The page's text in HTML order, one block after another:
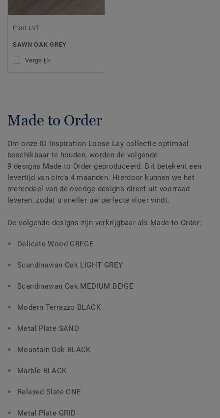
Plint LVT
SAWN OAK GREY
Vergelijk
Made to Order
Om onze iD Inspiration Loose Lay collectie optimaal
beschikbaar te houden, worden de volgende
9 designs Made to Order geproduceerd. Dit betekent een
levertijd van circa 4 maanden. Hierdoor kunnen we het
merendeel van de overige designs direct uit voorraad
leveren, zodat u sneller uw perfecte vloer vindt.
De volgende designs zijn verkrijgbaar als Made to Order:
Delicate Wood GREGE
Scandinavian Oak LIGHT GREY
Scandinavian Oak MEDIUM BEIGE
Modern Terrazzo BLACK
Metal Plate SAND
Mountain Oak BLACK
Marble BLACK
Relaxed Slate ONE
Metal Plate GRID